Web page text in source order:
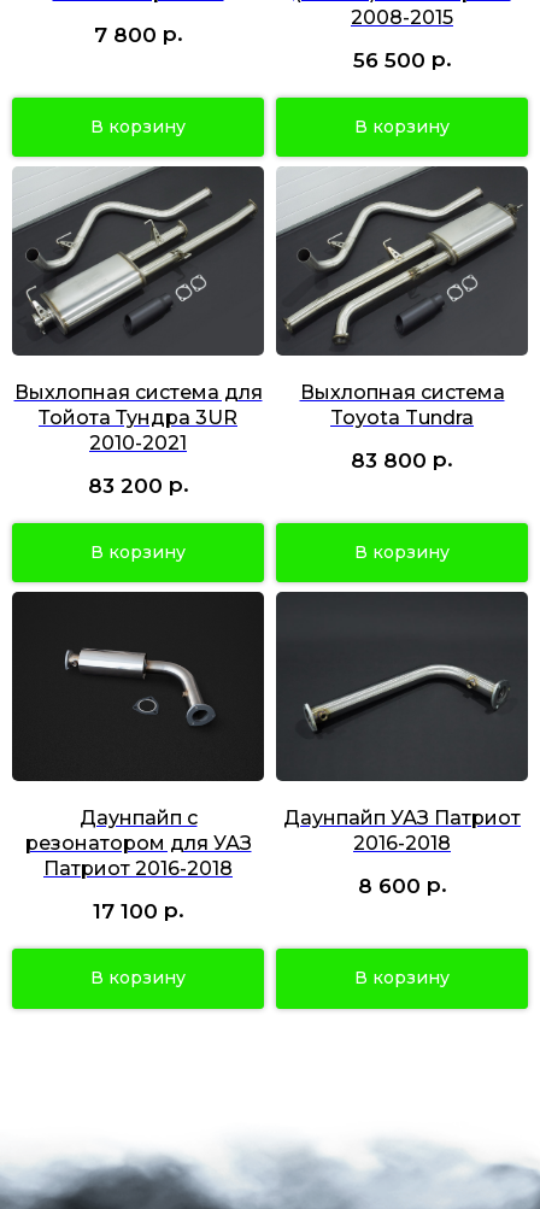
7 800 р.
В корзину
2008-2015
56 500 р.
В корзину
Выхлопная система для
Тойота Тундра 3UR
2010-2021
83 200 р.
В корзину
Выхлопная система
Toyota Tundra
83 800 р.
В корзину
Даунпайп с
резонатором для УАЗ
Патриот 2016-2018
17 100 р.
В корзину
Даунпайп УАЗ Патриот
2016-2018
8 600 р.
В корзину